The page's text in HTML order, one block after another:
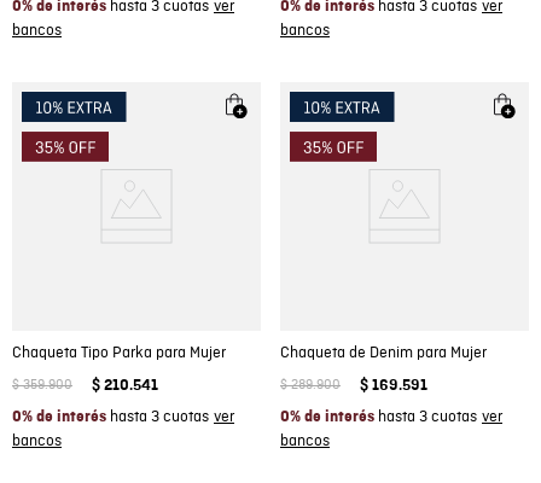
0% de interés hasta 3 cuotas
0% de interés hasta 3 cuotas
Chaqueta Tipo Parka para Mujer
$ 359.900 $ 210.541
0% de interés hasta 3 cuotas
Chaqueta de Denim para Mujer
$ 289.900 $ 169.591
0% de interés hasta 3 cuotas